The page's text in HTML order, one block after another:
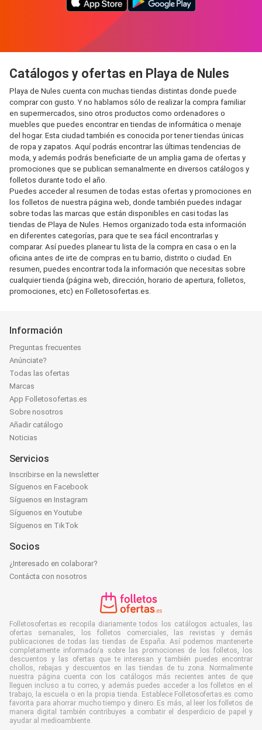
Catálogos y ofertas en Playa de Nules
Playa de Nules cuenta con muchas tiendas distintas donde puede
comprar con gusto. Y no hablamos sólo de realizar la compra familiar
en supermercados, sino otros productos como ordenadores o
muebles que puedes encontrar en tiendas de informática o menaje
del hogar. Esta ciudad también es conocida por tener tiendas únicas
de ropa y zapatos. Aquí podrás encontrar las últimas tendencias de
moda, y además podrás beneficiarte de un amplia gama de ofertas y
promociones que se publican semanalmente en diversos catálogos y
folletos durante todo el año.
Puedes acceder al resumen de todas estas ofertas y promociones en
los folletos de nuestra página web, donde también puedes indagar
sobre todas las marcas que están disponibles en casi todas las
tiendas de Playa de Nules. Hemos organizado toda esta información
en diferentes categorías, para que te sea fácil encontrarlas y
comparar. Así puedes planear tu lista de la compra en casa o en la
oficina antes de irte de compras en tu barrio, distrito o ciudad. En
resumen, puedes encontrar toda la información que necesitas sobre
cualquier tienda (página web, dirección, horario de apertura, folletos,
promociones, etc) en Folletosofertas.es.
Información
Preguntas frecuentes
Anúnciate?
Todas las ofertas
Marcas
App Folletosofertas.es
Sobre nosotros
Añadir catálogo
Noticias
Servicios
Inscribirse en la newsletter
Síguenos en Facebook
Síguenos en Instagram
Síguenos en Youtube
Síguenos en TikTok
Socios
¿Interesado en colaborar?
Contácta con nosotros
Folletosofertas.es recopila diariamente todos los catálogos actuales, las
ofertas semanales, los folletos comerciales, las revistas y demás
publicaciones de todas las tiendas de España. Así podemos mantenerte
completamente informado/a sobre las promociones de los folletos, los
descuentos y las ofertas que te interesan y también puedes encontrar
chollos, rebajas y descuentos en las tiendas de tu zona. Normalmente
nuestra página cuenta con los catálogos más recientes antes de que
lleguen incluso a tu correo, y además puedes acceder a los folletos en el
trabajo, la escuela o en la propia tienda. Establece Folletosofertas.es como
favorita para ahorrar mucho tiempo y dinero. Es más, al leer los folletos de
manera digital también contribuyes a combatir el desperdicio de papel y
ayudar al medioambiente.